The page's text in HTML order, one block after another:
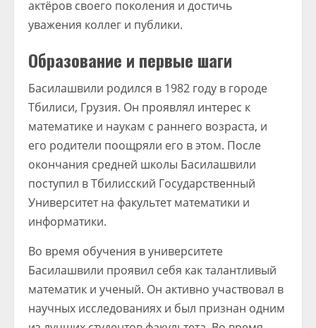
актёров своего поколения и достичь
уважения коллег и публики.
Образование и первые шаги
Басилашвили родился в 1982 году в городе
Тбилиси, Грузия. Он проявлял интерес к
математике и наукам с раннего возраста, и
его родители поощряли его в этом. После
окончания средней школы Басилашвили
поступил в Тбилисский Государственный
Университет на факультет математики и
информатики.
Во время обучения в университете
Басилашвили проявил себя как талантливый
математик и ученый. Он активно участвовал в
научных исследованиях и был признан одним